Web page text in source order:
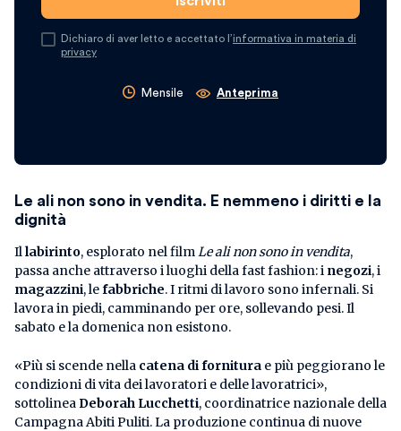
Dichiaro di aver letto e accettato l’informativa in materia di
privacy
Mensile Anteprima
Le ali non sono in vendita. E nemmeno i diritti e la
dignità
Illabirinto, esplorato nel filmLe ali non sono in vendita,
passa anche attraverso i luoghi della fast fashion: i negozi, i
magazzini, lefabbriche. I ritmi di lavoro sono infernali. Si
lavora in piedi, camminando per ore, sollevando pesi. Il
sabato e la domenica non esistono.
«Più si scende nella catena di fornitura e più peggiorano le
condizioni di vita dei lavoratori e delle lavoratrici»,
sottolineaDeborah Lucchetti, coordinatrice nazionale della
Campagna Abiti Puliti. La produzione continua di nuove